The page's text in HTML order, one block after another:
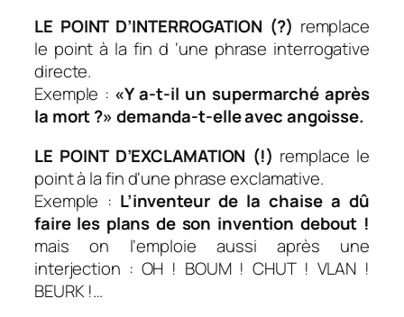
LE POINT D’INTERROGATION (?) remplace
le point à la fin d ‘une phrase interrogative
directe.
Exemple : «Y a-t-il un supermarché après
la mort ?» demanda-t-elle avec angoisse.
LE POINT D’EXCLAMATION (!) remplace le
point à la fin d‘une phrase exclamative.
Exemple : L’inventeur de la chaise a dû
faire les plans de son invention debout !
mais on l‘emploie aussi après une
interjection : OH ! BOUM ! CHUT ! VLAN !
BEURK !…